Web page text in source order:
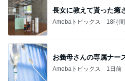
お義母さんの専属ナー
Amebaトピックス 1日前